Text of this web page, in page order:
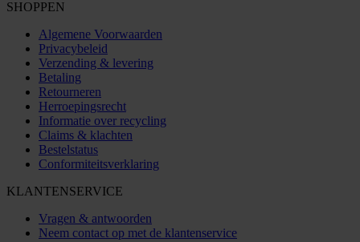
SHOPPEN
Algemene Voorwaarden
Privacybeleid
Verzending & levering
Betaling
Retourneren
Herroepingsrecht
Informatie over recycling
Claims & klachten
Bestelstatus
Conformiteitsverklaring
KLANTENSERVICE
Vragen & antwoorden
Neem contact op met de klantenservice